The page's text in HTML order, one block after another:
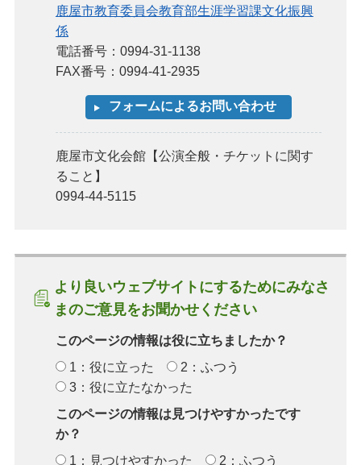
鹿屋市教育委員会教育部生涯学習課文化振興
係
電話番号：0994-31-1138
FAX番号：0994-41-2935
鹿屋市文化会館【公演全般・チケットに関す
ること】
0994-44-5115
より良いウェブサイトにするためにみなさ
まのご意見をお聞かせください
このページの情報は役に立ちましたか？
1：役に立った
2：ふつう
3：役に立たなかった
このページの情報は見つけやすかったです
か？
1：見つけやすかった
2：ふつう